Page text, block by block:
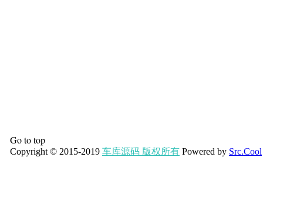
Go to top
Copyright © 2015-2019 车库源码 版权所有 Powered by Src.Cool